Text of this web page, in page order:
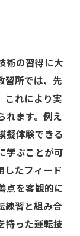
術の習得に大
習所では、先
これにより実
れます。例え
擬体験できる
学ぶことが可
したフィード
点を客観的に
練習と組み合
持った運転技